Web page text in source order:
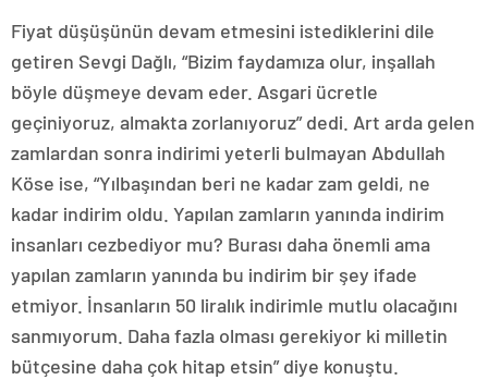
Fiyat düşüşünün devam etmesini istediklerini dile
getiren Sevgi Dağlı, “Bizim faydamıza olur, inşallah
böyle düşmeye devam eder. Asgari ücretle
geçiniyoruz, almakta zorlanıyoruz” dedi. Art arda gelen
zamlardan sonra indirimi yeterli bulmayan Abdullah
Köse ise, “Yılbaşından beri ne kadar zam geldi, ne
kadar indirim oldu. Yapılan zamların yanında indirim
insanları cezbediyor mu? Burası daha önemli ama
yapılan zamların yanında bu indirim bir şey ifade
etmiyor. İnsanların 50 liralık indirimle mutlu olacağını
sanmıyorum. Daha fazla olması gerekiyor ki milletin
bütçesine daha çok hitap etsin” diye konuştu.